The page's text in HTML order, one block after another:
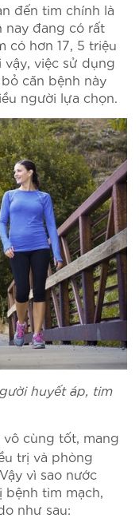
đến tim chính là
nay đang có rất
có hơn 17, 5 triệu
việc sử dụng
căn bệnh này
người lựa chọn.
huyết áp, tim
vô cùng tốt, mang
trị và phòng
vì sao nước
tim mạch,
như sau: